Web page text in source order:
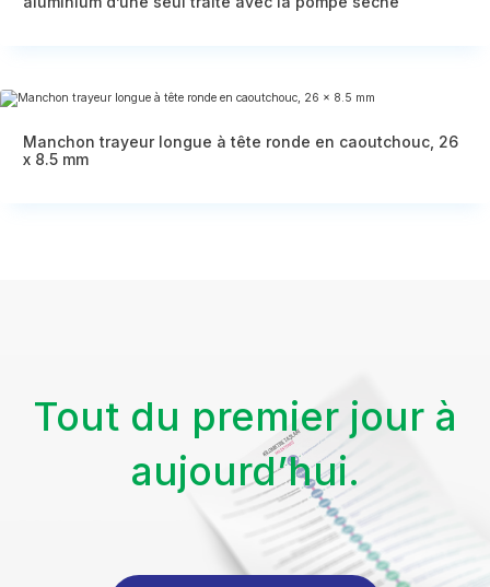
Manchon trayeur longue à tête ronde en caoutchouc, 26
x 8.5 mm
Tout du premier jour à
aujourd’hui.